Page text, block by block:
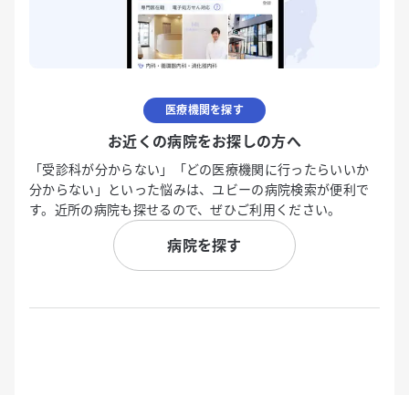
医療機関を探す
お近くの病院をお探しの方へ
「受診科が分からない」「どの医療機関に行ったらいいか
分からない」といった悩みは、ユビーの病院検索が便利で
す。近所の病院も探せるので、ぜひご利用ください。
病院を探す